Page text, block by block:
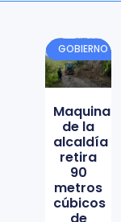
GOBIERNO
Maquinaria
de la
alcaldía
retira
90
metros
cúbicos